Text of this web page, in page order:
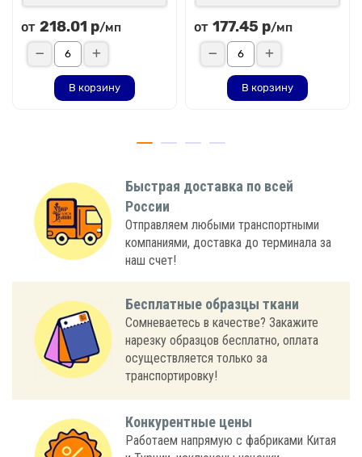
от 218.01 р/мп
В корзину
от 177.45 р/мп
В корзину
Быстрая доставка по всей
России
Отправляем любыми транспортными
компаниями, доставка до терминала за
наш счет!
Бесплатные образцы ткани
Сомневаетесь в качестве? Закажите
нарезку образцов бесплатно, оплата
осуществляется только за
транспортировку!
Конкурентные цены
Работаем напрямую с фабриками Китая